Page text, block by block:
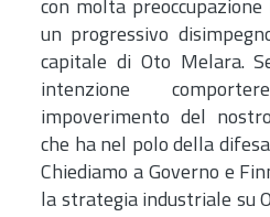
con molta
un progressivo
capitale di Oto Melara.
intenzione
impoverimento del
che ha nel polo della
Chiediamo a Governo e
la strategia industriale su